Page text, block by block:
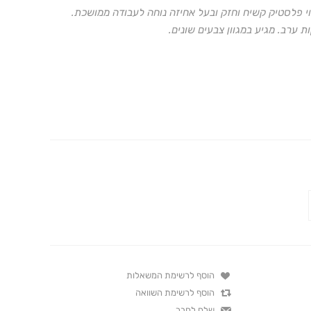
פלסטיק קשיח וחזק ובעל אחיזה נוחה לעבודה ממושכת.
מגיע במגוון צבעים שונים.